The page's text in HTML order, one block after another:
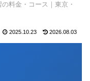
料金・コース｜東京・
2025.10.23 2026.08.03